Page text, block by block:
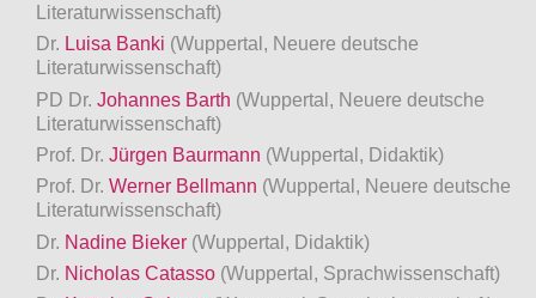
Literaturwissenschaft)
Dr. Luisa Banki (Wuppertal, Neuere deutsche
Literaturwissenschaft)
PD Dr. Johannes Barth (Wuppertal, Neuere deutsche
Literaturwissenschaft)
Prof. Dr. Jürgen Baurmann (Wuppertal, Didaktik)
Prof. Dr. Werner Bellmann (Wuppertal, Neuere deutsche
Literaturwissenschaft)
Dr. Nadine Bieker (Wuppertal, Didaktik)
Dr. Nicholas Catasso (Wuppertal, Sprachwissenschaft)